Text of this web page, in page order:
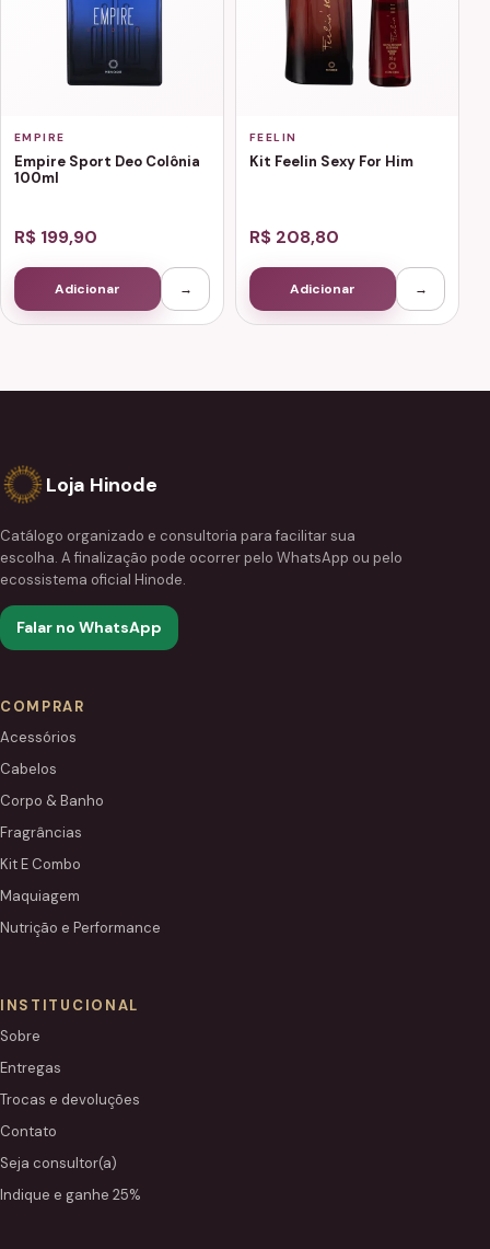
EMPIRE
Empire Sport Deo Colônia
100ml
R$ 199,90
Adicionar →
FEELIN
Kit Feelin Sexy For Him
R$ 208,80
Adicionar →
Loja Hinode
Catálogo organizado e consultoria para facilitar sua
escolha. A finalização pode ocorrer pelo WhatsApp ou pelo
ecossistema oficial Hinode.
Falar no WhatsApp
COMPRAR
Acessórios
Cabelos
Corpo & Banho
Fragrâncias
Kit E Combo
Maquiagem
Nutrição e Performance
INSTITUCIONAL
Sobre
Entregas
Trocas e devoluções
Contato
Seja consultor(a)
Indique e ganhe 25%